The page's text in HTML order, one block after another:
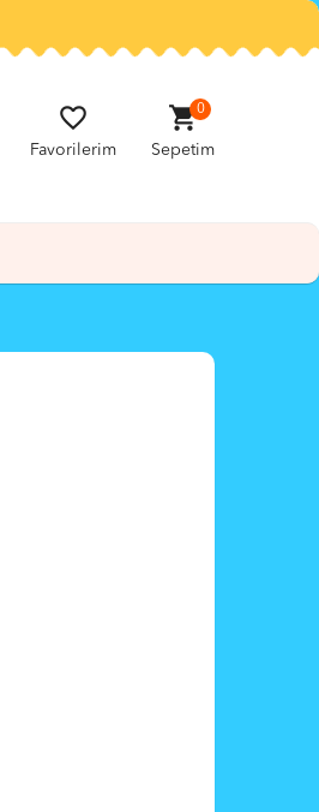
favorite_border
Favorilerim
shopping_cart
Sepetim
0